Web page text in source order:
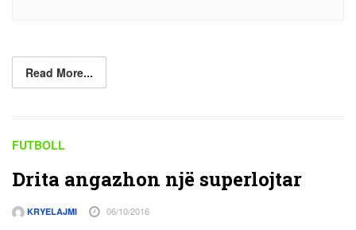
Read More...
FUTBOLL
Drita angazhon një superlojtar
KRYELAJMI 06/10/2016